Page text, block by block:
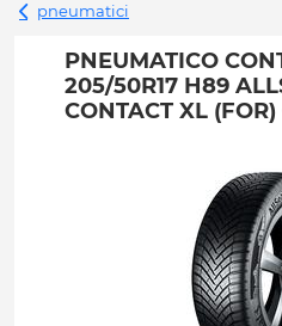
pneumatici
PNEUMATICO
205/50R17 H89
CONTACT XL